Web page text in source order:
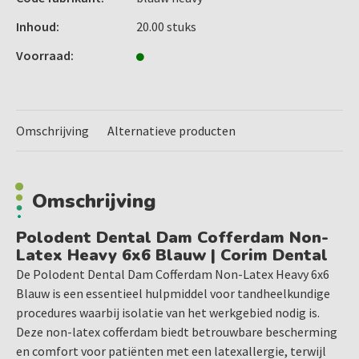
gemakkelijk om de cofferdam effectief aan te brengen en
Blauwe kleur: De blauwe kleur biedt een duidelijk
scheurvast en biedt voldoende flexibiliteit om eenvoudig
Toepassingen van Polodent Dental Dam Cofferdam:
Deze non-latex cofferdam is ideaal voor diverse
tandheelkundige behandelingen zoals:
Endodontische behandelingen
(wortelkanaalbehandelingen) waarbij isolatie van de
tand essentieel is
Conserverende tandheelkunde, zoals het plaatsen van
Inhoud:
20.00 stuks
Voorraad:
Omschrijving Alternatieve producten
Omschrijving
Polodent Dental Dam Cofferdam Non-
Latex Heavy 6x6 Blauw | Corim Dental
De Polodent Dental Dam Cofferdam Non-Latex Heavy 6x6
Blauw is een essentieel hulpmiddel voor tandheelkundige
procedures waarbij isolatie van het werkgebied nodig is.
Deze non-latex cofferdam biedt betrouwbare bescherming
en comfort voor patiënten met een latexallergie, terwijl